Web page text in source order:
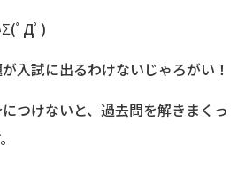
ﾟДﾟ)
入試に出るわけないじゃろがい！
つけないと、過去問を解きまくっ